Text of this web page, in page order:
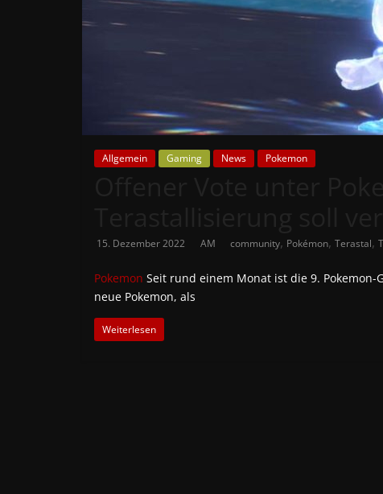
News
die
aktuellsten
Japan
Deutschland
Allgemein Gaming News Pokemon
15. Dezember 2022 AM community, Pokémon, Terastal,
Pokemon Seit rund einem Monat ist die 9.
neue Pokemon, als
Weiterlesen